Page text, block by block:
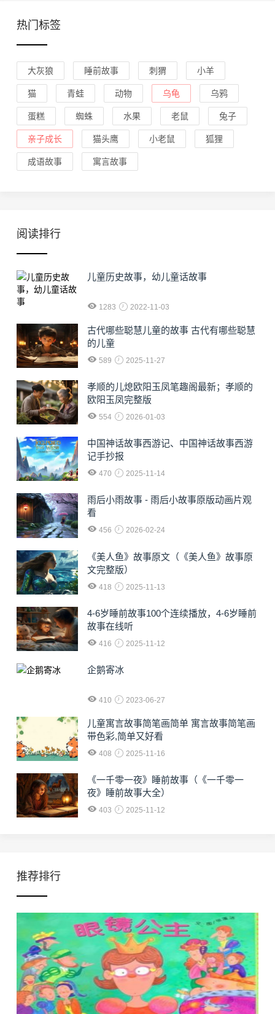
热门标签
大灰狼 睡前故事 刺猬 小羊
猫 青蛙 动物 乌龟 乌鸦
蛋糕 蜘蛛 水果 老鼠 兔子
亲子成长 猫头鹰 小老鼠 狐狸
成语故事 寓言故事
阅读排行
儿童历史故事，幼儿童话故事
1283 2022-11-03
古代哪些聪慧儿童的故事 古代有哪些聪慧
的儿童
589 2025-11-27
孝顺的儿熄欧阳玉凤笔趣阁最新；孝顺的
欧阳玉凤完整版
554 2026-01-03
中国神话故事西游记、中国神话故事西游
记手抄报
470 2025-11-14
雨后小雨故事 - 雨后小故事原版动画片观
看
456 2026-02-24
《美人鱼》故事原文（《美人鱼》故事原
文完整版）
418 2025-11-13
4-6岁睡前故事100个连续播放，4-6岁睡前
故事在线听
416 2025-11-12
企鹅寄冰
410 2023-06-27
儿童寓言故事简笔画简单 寓言故事简笔画
带色彩,简单又好看
408 2025-11-16
《一千零一夜》睡前故事（《一千零一
夜》睡前故事大全）
403 2025-11-12
推荐排行